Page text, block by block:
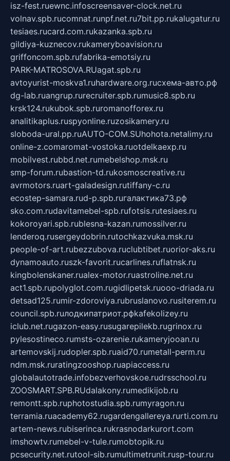
isz-fest.ruewnc.infoscreensaver-clock.net.ru
volnav.spb.rucomnat.runpf.net.ru7bit.pp.rukalugatur.ru
tesiaes.rucard.com.rukazanka.spb.ru
gildiya-kuznecov.rukameryboavision.ru
griffoncom.spb.rufabrika-emotsiy.ru
PARK-MATROSOVA.RUagat.spb.ru
avtoyurist-moskva1.ruhardware.org.ruсхема-авто.рф
dg-lab.ruangrup.rurecruiter.spb.rumusic8.spb.ru
krsk124.rukubok.spb.ruromanofforex.ru
analitikaplus.ruspyonline.ruzosikamery.ru
sloboda-ural.pp.ruAUTO-COM.SUhohota.netalimy.ru
online-z.comaromat-vostoka.ruotdelkaexp.ru
mobilvest.rubbd.net.rumebelshop.msk.ru
smp-forum.rubastion-td.rukosmoscreative.ru
avrmotors.ruart-galadesign.rutiffany-c.ru
ecostep-samara.rud-p.spb.ruгалактика73.рф
sko.com.rudavitamebel-spb.rufotsis.rutesiaes.ru
kokoroyari.spb.rublesna-kazan.rumossilver.ru
lenderoq.rusergeydobrin.rutochkazvuka.msk.ru
people-of-art.rubezzubova.ruclubtibet.ruorior-aks.ru
dynamoauto.ruszk-favorit.rucarlines.ruflatnsk.ru
kingbolenskaner.rualex-motor.ruastroline.net.ru
act1.spb.rupolyglot.com.rugidlipetsk.ruooo-driada.ru
detsad125.rumir-zdoroviya.rubruslanovo.rusiterem.ru
council.spb.ruлодкипатриот.рфkafekolizey.ru
iclub.net.rugazon-easy.rusugarepilekb.rugrinox.ru
pylesostineco.rumsts-ozarenie.rukameryjooan.ru
artemovskij.rudopler.spb.ruaid70.rumetall-perm.ru
ndm.msk.ruratingzooshop.ruapiaccess.ru
globalautotrade.infobezverhovskoe.rudrsschool.ru
ZOOSMART.SPB.RUdalakony.rumedikijob.ru
remontt.spb.ruphotostudia.spb.rumyragon.ru
terramia.ruacademy62.rugardengallereya.rurti.com.ru
artem-news.rubiserinca.rukrasnodarkurort.com
imshowtv.rumebel-v-tule.rumobtopik.ru
pcsecurity.net.rutool-sib.rumultimetrunit.rusp-tour.ru